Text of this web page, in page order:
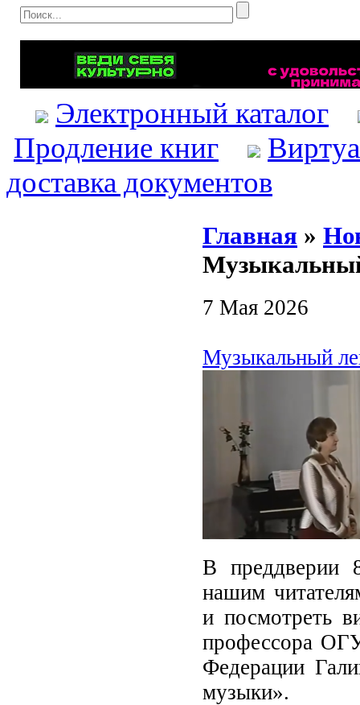
Электронный каталог
Продление книг
доставка документов
Главная »
7 Мая 2026
Музыкальный
В преддверии
нашим
и посмотреть
профессора
Федерации
музыки».